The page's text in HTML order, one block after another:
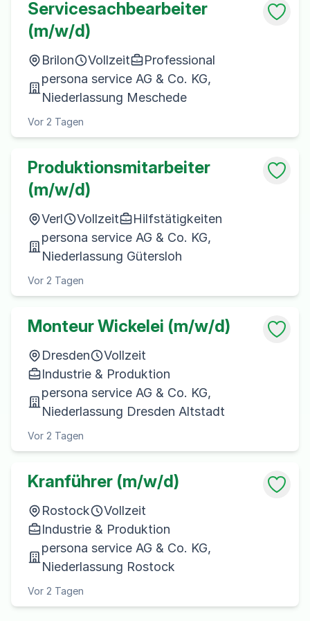
Servicesachbearbeiter
(m/w/d)
Brilon Vollzeit
Professional
persona service AG & Co. KG,
Niederlassung Meschede
Vor 2 Tagen
Produktionsmitarbeiter
(m/w/d)
Verl Vollzeit
Hilfstätigkeiten
persona service AG & Co. KG,
Niederlassung Gütersloh
Vor 2 Tagen
Monteur Wickelei (m/w/d)
Dresden
Vollzeit
Industrie & Produktion
persona service AG & Co. KG,
Niederlassung Dresden Altstadt
Vor 2 Tagen
Kranführer (m/w/d)
Rostock
Vollzeit
Industrie & Produktion
persona service AG & Co. KG,
Niederlassung Rostock
Vor 2 Tagen